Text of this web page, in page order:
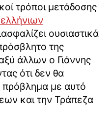
τρόποι μετάδοσης
ουσιαστικά
της
άλλων ο Γιάννης
ότι δεν θα
πρόβλημα με αυτό
και την Τράπεζα